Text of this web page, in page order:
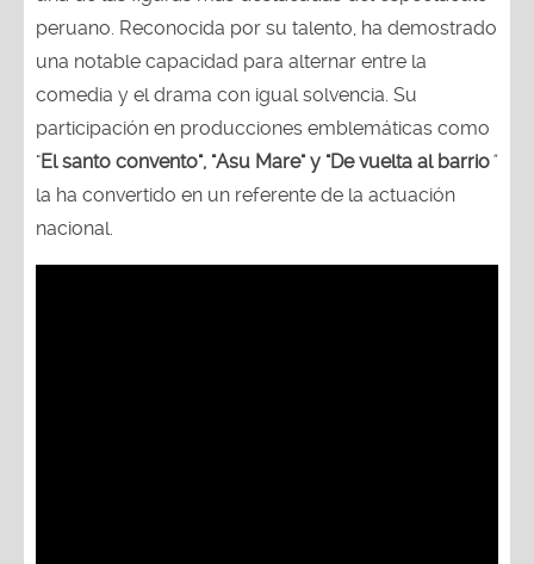
peruano. Reconocida por su talento, ha demostrado
una notable capacidad para alternar entre la
comedia y el drama con igual solvencia. Su
participación en producciones emblemáticas como
"El santo convento", "Asu Mare" y "De vuelta al barrio"
la ha convertido en un referente de la actuación
nacional.